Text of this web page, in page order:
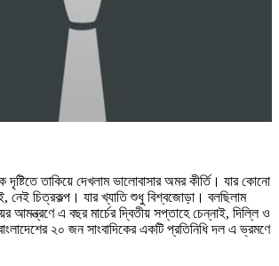
তাকিয়ে দেখলাম ভালোবাসার অমর কীর্তি। যার কোনো
নেই চিত্রকল্প। যার খ্যাতি শুধু বিশ্বজোড়া। বলছিলাম
আমন্ত্রণে এ বছর মার্চের দ্বিতীয় সপ্তাহে চেন্নাই, দিল্লি ও
২০ জন সাংবাদিকের একটি প্রতিনিধি দল এ ভ্রমণে